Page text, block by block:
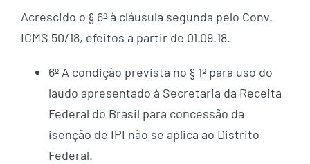
Acrescido o § 6º à cláusula segunda pelo Conv.
ICMS 50/18, efeitos a partir de 01.09.18.
6º A condição prevista no § 1º para uso do
laudo apresentado à Secretaria da Receita
Federal do Brasil para concessão da
isenção de IPI não se aplica ao Distrito
Federal.